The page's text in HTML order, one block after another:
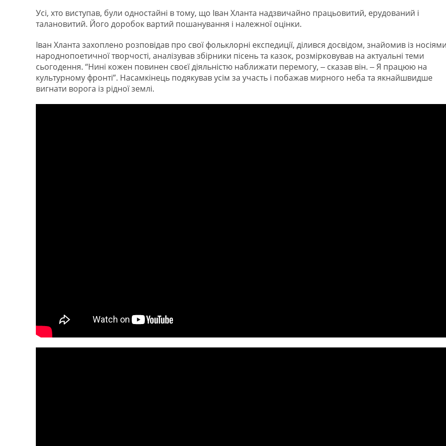
Усі, хто виступав, були одностайні в тому, що Іван Хланта надзвичайно працьовитий, ерудований і
талановитий. Його доробок вартий пошанування і належної оцінки.
Іван Хланта захоплено розповідав про свої фольклорні експедиції, ділився досвідом, знайомив із носіями
народнопоетичної творчості, аналізував збірники пісень та казок, розмірковував на актуальні теми
сьогодення. “Нині кожен повинен своєї діяльністю наближати перемогу, ‒ сказав він. ‒ Я працюю на
культурному фронті”. Насамкінець подякував усім за участь і побажав мирного неба та якнайшвидше
вигнати ворога із рідної землі.